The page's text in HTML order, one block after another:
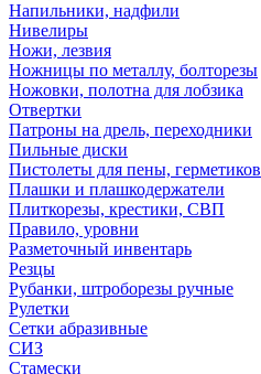
Напильники, надфили
Нивелиры
Ножи, лезвия
Ножницы по металлу, болторезы
Ножовки, полотна для лобзика
Отвертки
Патроны на дрель, переходники
Пильные диски
Пистолеты для пены, герметиков
Плашки и плашкодержатели
Плиткорезы, крестики, СВП
Правило, уровни
Разметочный инвентарь
Резцы
Рубанки, штроборезы ручные
Рулетки
Сетки абразивные
СИЗ
Стамески